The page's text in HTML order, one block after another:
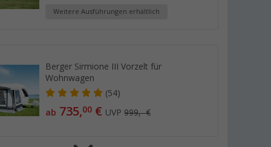
Weitere Ausführungen erhältlich
Berger Sirmione III Vorzelt für
Wohnwagen
(54)
ab 735,00 € UVP999,- €